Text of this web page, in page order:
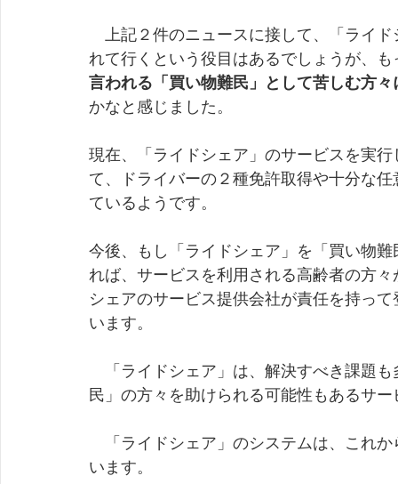
上記２件のニュースに接して、「ライ
れて行くという役目はあるでしょうが、
言われる「買い物難民」として苦しむ方
かなと感じました。
現在、「ライドシェア」のサービスを実
て、ドライバーの２種免許取得や十分な
ているようです。
今後、もし「ライドシェア」を「買い物
れば、サービスを利用される高齢者の方
シェアのサービス提供会社が責任を持っ
います。
「ライドシェア」は、解決すべき課題
民」の方々を助けられる可能性もあるサー
「ライドシェア」のシステムは、これ
います。